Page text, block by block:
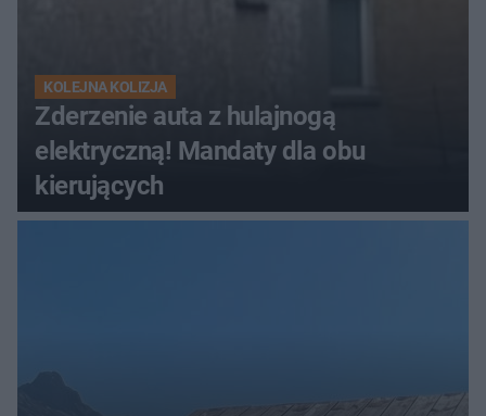
KOLEJNA KOLIZJA
Zderzenie auta z hulajnogą
elektryczną! Mandaty dla obu
kierujących